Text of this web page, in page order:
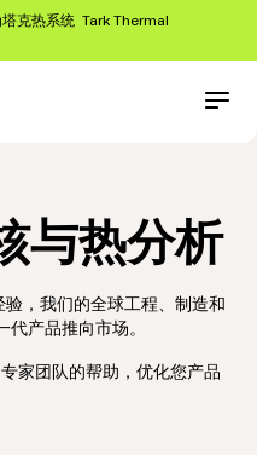
克热系统 Tark Thermal
与热分析
，我们的全球工程、制造和
代产品推向市场。
家团队的帮助，优化您产品